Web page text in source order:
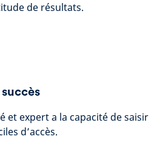
de résultats.
et expert a la capacité de saisir
d’accès.